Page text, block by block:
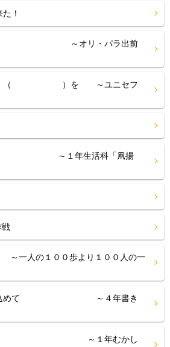
！
！ ～オリ・パラ出前
に、（ ）を ～ユニセフ
～♪ ～１年生活科「凧揚
戦
一人の１００歩より１００人の一
心を込めて ～４年書き
～！ ～１年むかし